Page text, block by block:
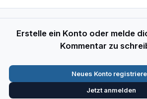
Erstelle ein Konto oder melde
Kommentar zu
Neues Konto
Jetzt anmelden